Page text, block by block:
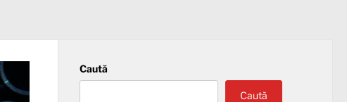
Caută
Caută